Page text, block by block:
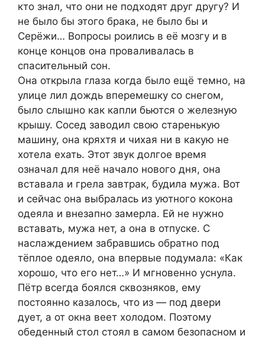
кто знал, что они не подходят друг другу? И
не было бы этого брака, не было бы и
Серёжи… Вопросы роились в её мозгу и в
конце концов она проваливалась в
спасительный сон.
Она открыла глаза когда было ещё темно, на
улице лил дождь вперемешку со снегом,
было слышно как капли бьются о железную
крышу. Сосед заводил свою старенькую
машину, она кряхтя и чихая ни в какую не
хотела ехать. Этот звук долгое время
означал для неё начало нового дня, она
вставала и грела завтрак, будила мужа. Вот
и сейчас она выбралась из уютного кокона
одеяла и внезапно замерла. Ей не нужно
вставать, мужа нет, а она в отпуске. С
наслаждением забравшись обратно под
тёплое одеяло, она впервые подумала: «Как
хорошо, что его нет…» И мгновенно уснула.
Пётр всегда боялся сквозняков, ему
постоянно казалось, что из — под двери
дует, а от окна веет холодом. Поэтому
обеденный стол стоял в самом безопасном и